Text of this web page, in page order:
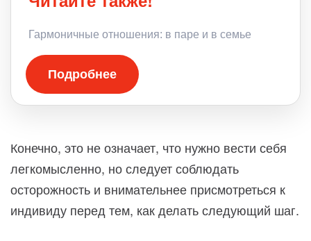
Гармоничные отношения: в паре и в семье
Подробнее
Конечно, это не означает, что нужно вести себя
легкомысленно, но следует соблюдать
осторожность и внимательнее присмотреться к
индивиду перед тем, как делать следующий шаг.